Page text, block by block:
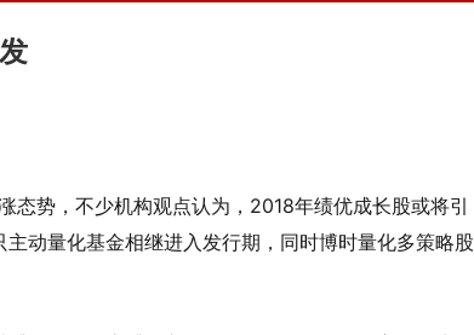
态势，不少机构观点认为，2018年绩优成长股或将引
动量化基金相继进入发行期，同时博时量化多策略股